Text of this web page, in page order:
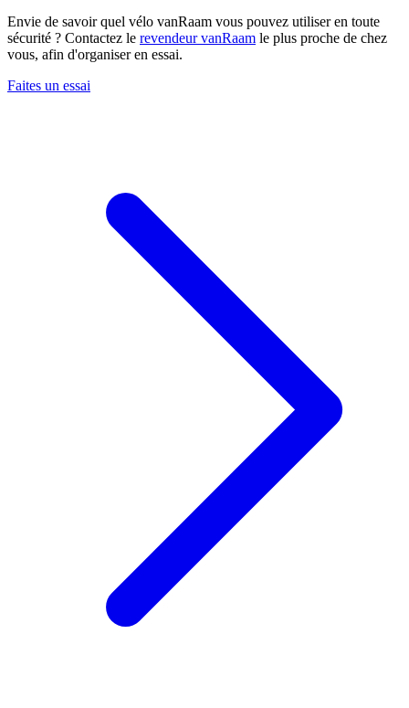
Envie de savoir quel vélo vanRaam vous pouvez utiliser en toute
sécurité ? Contactez le revendeur vanRaam le plus proche de chez
vous, afin d'organiser en essai.
Faites un essai